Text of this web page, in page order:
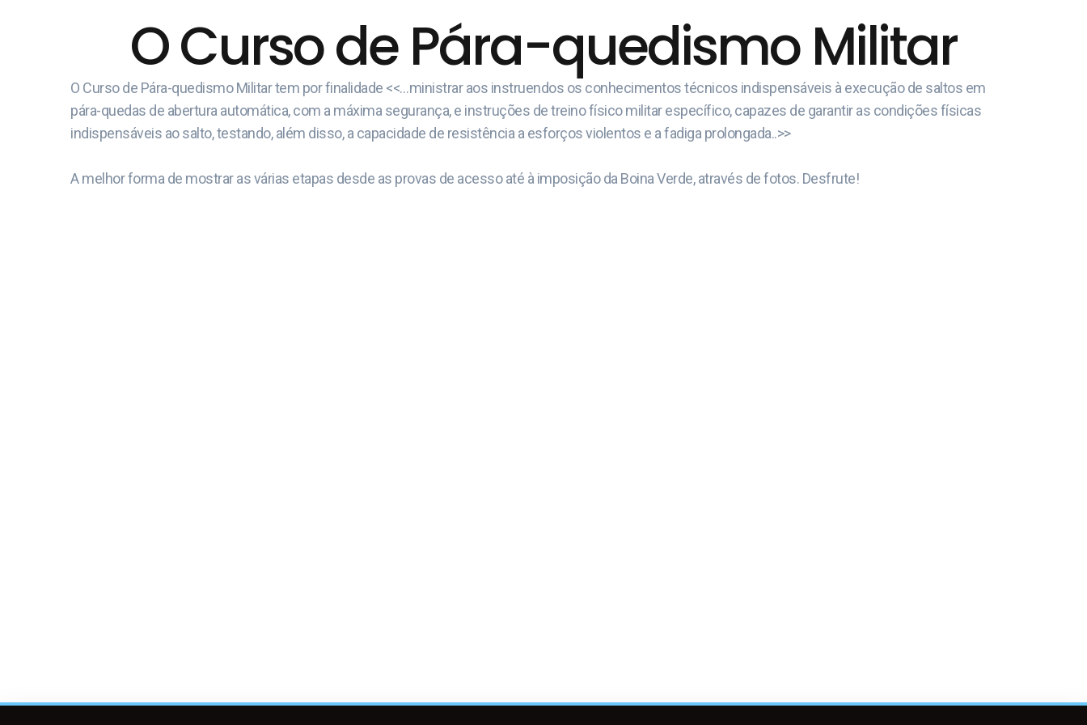
O Curso de Pára-quedismo Militar
O Curso de Pára-quedismo Militar tem por finalidade <<…ministrar aos instruendos os conhecimentos técnicos indispensáveis à execução de saltos em
pára-quedas de abertura automática, com a máxima segurança, e instruções de treino físico militar específico, capazes de garantir as condições físicas
indispensáveis ao salto, testando, além disso, a capacidade de resistência a esforços violentos e a fadiga prolongada..>>
A melhor forma de mostrar as várias etapas desde as provas de acesso até à imposição da Boina Verde, através de fotos. Desfrute!